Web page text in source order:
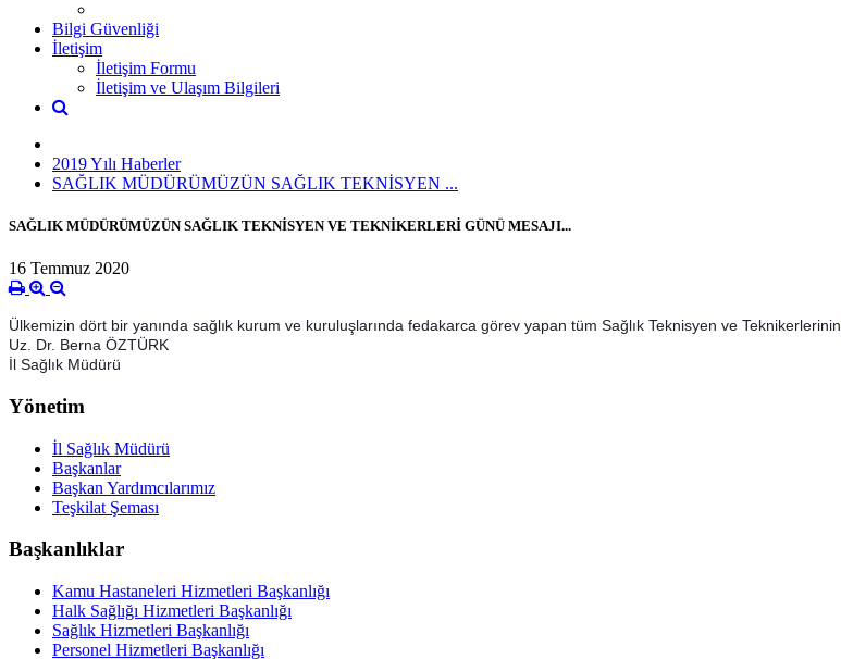
Bilgi Güvenliği
İletişim
İletişim Formu
İletişim ve Ulaşım Bilgileri
2019 Yılı Haberler
SAĞLIK MÜDÜRÜMÜZÜN SAĞLIK TEKNİSYEN ...
SAĞLIK MÜDÜRÜMÜZÜN SAĞLIK TEKNİSYEN VE TEKNİKERLERİ GÜNÜ MESAJI...
16 Temmuz 2020
Ülkemizin dört bir yanında sağlık kurum ve kuruluşlarında fedakarca görev yapan tüm Sağlık Teknisyen ve Teknikerlerinin
Uz. Dr. Berna ÖZTÜRK
İl Sağlık Müdürü
Yönetim
İl Sağlık Müdürü
Başkanlar
Başkan Yardımcılarımız
Teşkilat Şeması
Başkanlıklar
Kamu Hastaneleri Hizmetleri Başkanlığı
Halk Sağlığı Hizmetleri Başkanlığı
Sağlık Hizmetleri Başkanlığı
Personel Hizmetleri Başkanlığı